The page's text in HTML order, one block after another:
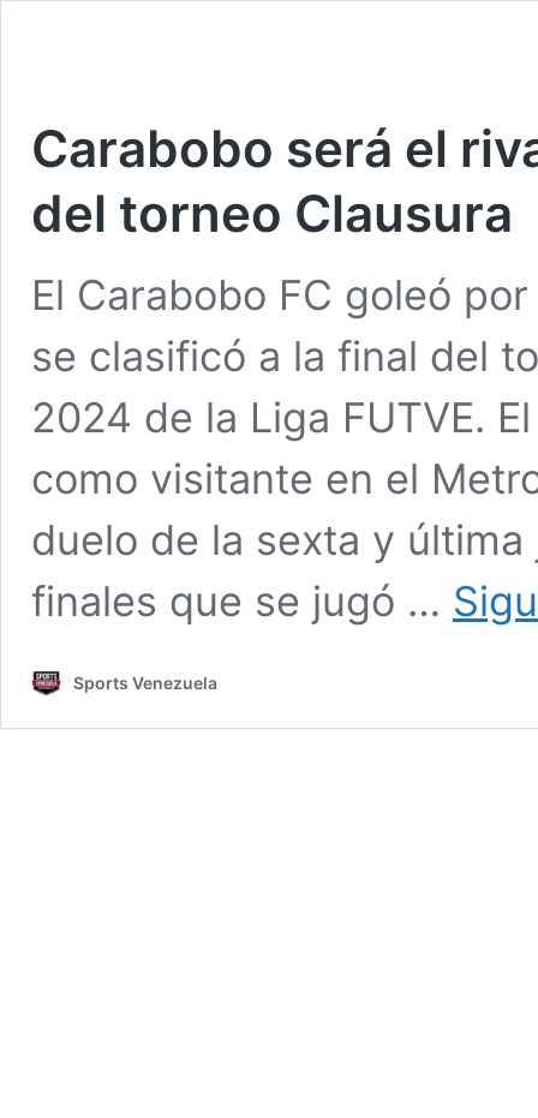
Carabobo será el
del torneo Clausura
El Carabobo FC goleó
se clasificó a la final del
2024 de la Liga FUTVE.
como visitante en el
duelo de la sexta y
finales que se jugó …
Sports Venezuela